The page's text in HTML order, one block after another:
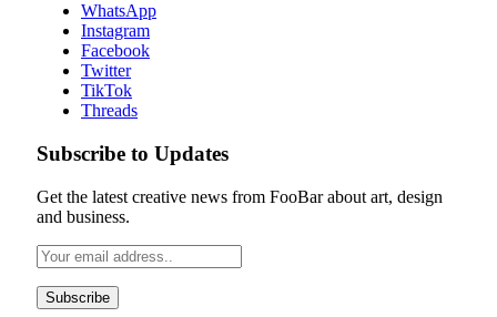
WhatsApp
Instagram
Facebook
Twitter
TikTok
Threads
Subscribe to Updates
Get the latest creative news from FooBar about art, design
and business.